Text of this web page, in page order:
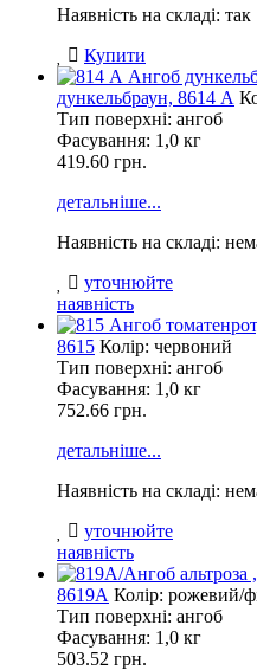
Наявність на складі: так
Купити
дункельбраун, 8614 А
Тип поверхні: ангоб
Фасування: 1,0 кг
419.60 грн.
детальніше...
Наявність на складі:
уточнюйте
наявність
8615 Колір: червоний
Тип поверхні: ангоб
Фасування: 1,0 кг
752.66 грн.
детальніше...
Наявність на складі:
уточнюйте
наявність
8619А Колір: рожевий/
Тип поверхні: ангоб
Фасування: 1,0 кг
503.52 грн.